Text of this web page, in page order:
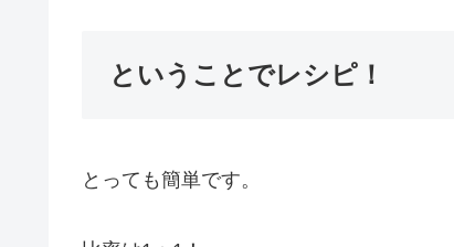
ということでレシピ！
とっても簡単です。